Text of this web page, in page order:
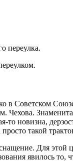
переулка.
Советском
то новизна,
такой
Для
явилось